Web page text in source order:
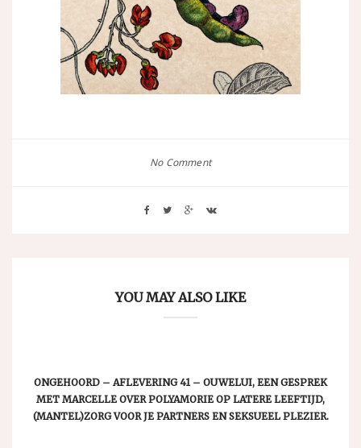
No Comment
YOU MAY ALSO LIKE
ONGEHOORD – AFLEVERING 41 – OUWELUI, EEN GESPREK
MET MARCELLE OVER POLYAMORIE OP LATERE LEEFTIJD,
(MANTEL)ZORG VOOR JE PARTNERS EN SEKSUEEL PLEZIER.